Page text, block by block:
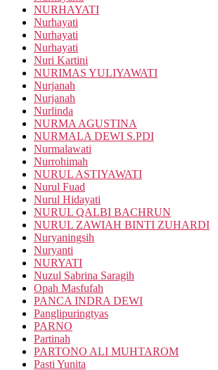
NURHAYATI
Nurhayati
Nurhayati
Nurhayati
Nuri Kartini
NURIMAS YULIYAWATI
Nurjanah
Nurjanah
Nurlinda
NURMA AGUSTINA
NURMALA DEWI S.PDI
Nurmalawati
Nurrohimah
NURUL ASTIYAWATI
Nurul Fuad
Nurul Hidayati
NURUL QALBI BACHRUN
NURUL ZAWIAH BINTI ZUHARDI
Nuryaningsih
Nuryanti
NURYATI
Nuzul Sabrina Saragih
Opah Masfufah
PANCA INDRA DEWI
Panglipuringtyas
PARNO
Partinah
PARTONO ALI MUHTAROM
Pasti Yunita